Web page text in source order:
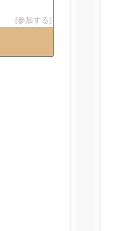
参加する